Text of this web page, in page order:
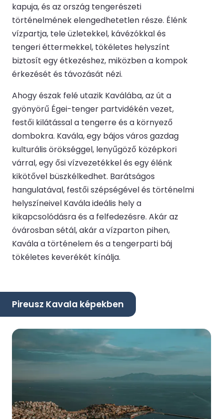
kapuja, és az ország tengerészeti
történelmének elengedhetetlen része. Élénk
vízpartja, tele üzletekkel, kávézókkal és
tengeri éttermekkel, tökéletes helyszínt
biztosít egy étkezéshez, miközben a kompok
érkezését és távozását nézi.
Ahogy észak felé utazik Kaválába, az út a
gyönyörű Égei-tenger partvidékén vezet,
festői kilátással a tengerre és a környező
dombokra. Kavála, egy bájos város gazdag
kulturális örökséggel, lenyűgöző középkori
várral, egy ősi vízvezetékkel és egy élénk
kikötővel büszkélkedhet. Barátságos
hangulatával, festői szépségével és történelmi
helyszíneivel Kavála ideális hely a
kikapcsolódásra és a felfedezésre. Akár az
óvárosban sétál, akár a vízparton pihen,
Kavála a történelem és a tengerparti báj
tökéletes keverékét kínálja.
Pireusz Kavala képekben